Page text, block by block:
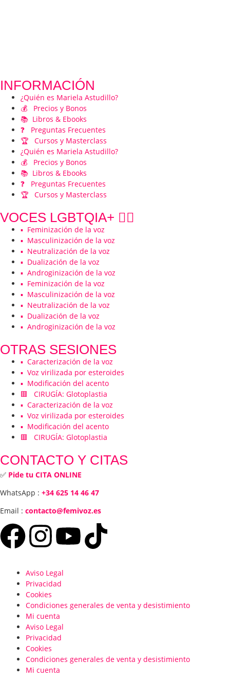
INFORMACIÓN
¿Quién es Mariela Astudillo?
💰 Precios y Bonos
📚 Libros & Ebooks
❓ Preguntas Frecuentes
🏆 Cursos y Masterclass
¿Quién es Mariela Astudillo?
💰 Precios y Bonos
📚 Libros & Ebooks
❓ Preguntas Frecuentes
🏆 Cursos y Masterclass
VOCES LGBTQIA+ 🏳️‍🌈
▪️ Feminización de la voz
▪️ Masculinización de la voz
▪️ Neutralización de la voz
▪️ Dualización de la voz
▪️ Androginización de la voz
▪️ Feminización de la voz
▪️ Masculinización de la voz
▪️ Neutralización de la voz
▪️ Dualización de la voz
▪️ Androginización de la voz
OTRAS SESIONES
▪️ Caracterización de la voz
▪️ Voz virilizada por esteroides
▪️ Modificación del acento
🟥 CIRUGÍA: Glotoplastia
▪️ Caracterización de la voz
▪️ Voz virilizada por esteroides
▪️ Modificación del acento
🟥 CIRUGÍA: Glotoplastia
CONTACTO Y CITAS
✅ Pide tu CITA ONLINE
WhatsApp : +34 625 14 46 47
Email : contacto@femivoz.es
Aviso Legal
Privacidad
Cookies
Condiciones generales de venta y desistimiento
Mi cuenta
Aviso Legal
Privacidad
Cookies
Condiciones generales de venta y desistimiento
Mi cuenta